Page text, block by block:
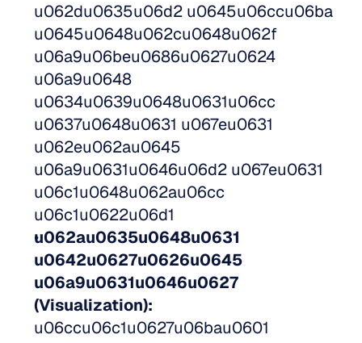
u062du0635u06d2 u0645u06ccu06ba
u0645u0648u062cu0648u062f
u06a9u06beu0686u0627u0624
u06a9u0648
u0634u0639u0648u0631u06cc
u0637u0648u0631 u067eu0631
u062eu062au0645
u06a9u0631u0646u06d2 u067eu0631
u06c1u0648u062au06cc
u06c1u0622u06d1
u062au0635u0648u0631
u0642u0627u0626u0645
u06a9u0631u0646u0627
(Visualization):
u06ccu06c1u0627u06bau0601